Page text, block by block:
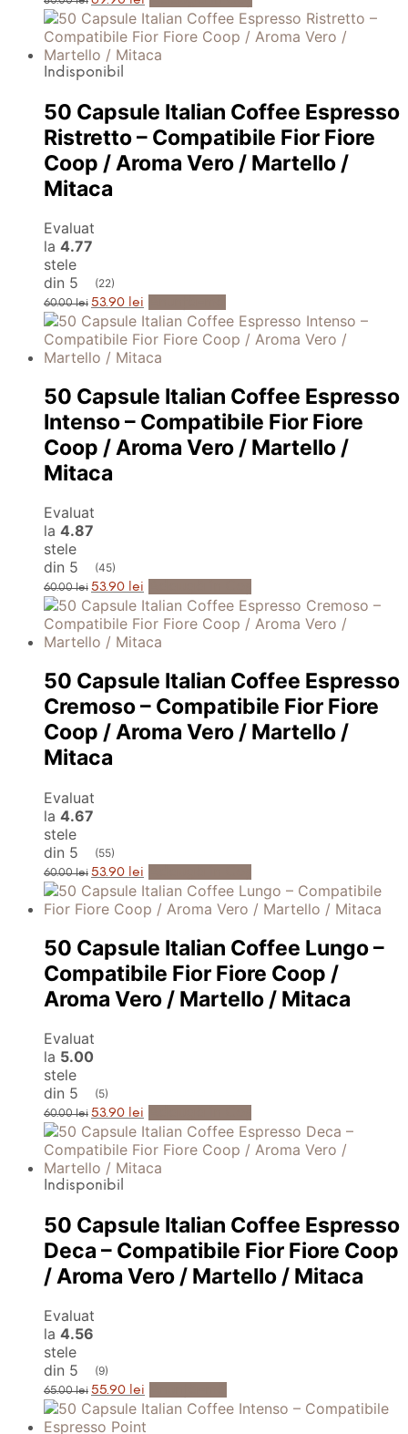
inițial
a
fost:
80.00 lei.
curent
este:
69.90 lei.
Indisponibil
50 Capsule Italian Coffee Espresso
Ristretto – Compatibile Fior Fiore
Coop / Aroma Vero / Martello /
Mitaca
Evaluat
la 4.77
stele
din 5
(22)
60.00lei Prețul
inițial
a
fost:
60.00 lei.
53.90 lei Prețul
curent
este:
53.90 lei.
50 Capsule Italian Coffee Espresso
Intenso – Compatibile Fior Fiore
Coop / Aroma Vero / Martello /
Mitaca
Evaluat
la 4.87
stele
din 5
(45)
60.00lei Prețul
inițial
a
fost:
60.00 lei.
53.90 lei Prețul
curent
este:
53.90 lei.
50 Capsule Italian Coffee Espresso
Cremoso – Compatibile Fior Fiore
Coop / Aroma Vero / Martello /
Mitaca
Evaluat
la 4.67
stele
din 5
(55)
60.00lei Prețul
inițial
a
fost:
53.90 lei Prețul
curent
este:
53.90 lei.
50 Capsule Italian Coffee Lungo –
Compatibile Fior Fiore Coop /
Aroma Vero / Martello / Mitaca
Evaluat
la 5.00
stele
din 5
(5)
60.00lei Prețul
inițial
a
fost:
60.00 lei.
53.90 lei Prețul
curent
este:
53.90 lei.
Indisponibil
50 Capsule Italian Coffee Espresso
Deca – Compatibile Fior Fiore Coop
/ Aroma Vero / Martello / Mitaca
Evaluat
la 4.56
stele
din 5
(9)
65.00lei Prețul
inițial
a
fost:
55.90 lei Prețul
curent
este:
55.90 lei.